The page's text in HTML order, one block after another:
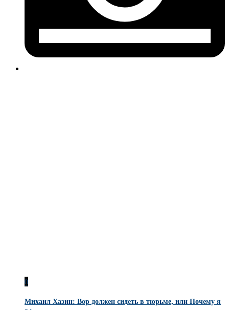
0
Михаил Хазин: Вор должен сидеть в тюрьме, или Почему я